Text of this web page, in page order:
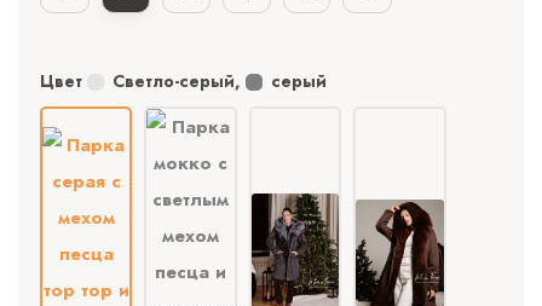
Цвет Светло-серый, серый